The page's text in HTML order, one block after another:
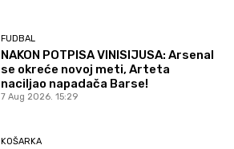
FUDBAL
NAKON POTPISA VINISIJUSA: Arsenal
se okreće novoj meti, Arteta
naciljao napadača Barse!
7 Aug 2026. 15:29
KOŠARKA